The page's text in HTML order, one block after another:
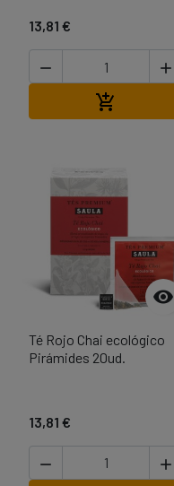
13,81 €
 


Té Rojo Chai ecológico
Pirámides 20ud.
13,81 €
 